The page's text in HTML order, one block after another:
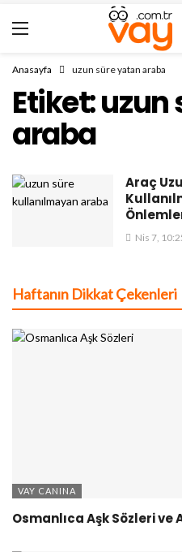
Anasayfa uzun süre yatan araba
Etiket:uzun
araba
Araç
Nis 7,
Haftanın Dikkat Çekenleri
VAY CANINA
Osmanlıca Aşk Sözleri ve